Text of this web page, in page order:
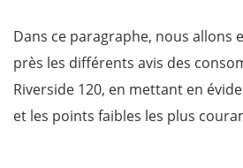
Dans ce paragraphe, nous allons
près les différents avis des
Riverside 120, en mettant en
et les points faibles les plus